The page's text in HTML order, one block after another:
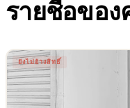
รายชื่อขอ
ยังไม่อ้างสิทธิ์